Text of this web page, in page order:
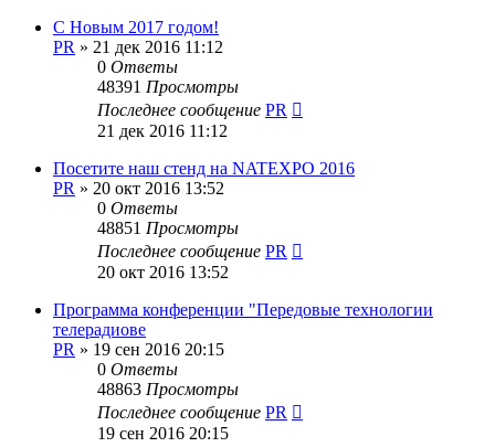
С Новым 2017 годом!
PR » 21 дек 2016 11:12
0 Ответы
48391 Просмотры
Последнее сообщение PR
21 дек 2016 11:12
Посетите наш стенд на NATEXPO 2016
PR » 20 окт 2016 13:52
0 Ответы
48851 Просмотры
Последнее сообщение PR
20 окт 2016 13:52
Программа конференции "Передовые технологии
телерадиове
PR » 19 сен 2016 20:15
0 Ответы
48863 Просмотры
Последнее сообщение PR
19 сен 2016 20:15